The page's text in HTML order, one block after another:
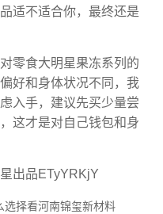
适不适合你，最终还是
零食大明星果冻系列的
好和身体状况不同，我
入手，建议先买少量尝
这才是对自己钱包和身
出品ETyYRKjY
选择看河南锦玺新材料